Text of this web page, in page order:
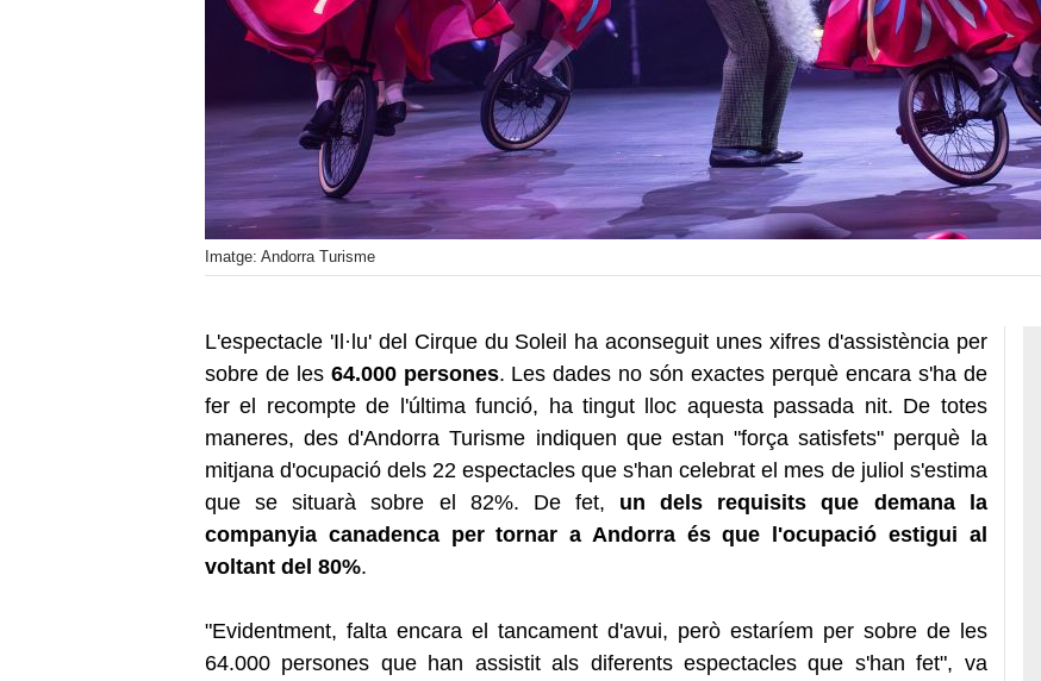
Imatge: Andorra Turisme
L'espectacle 'Il·lu' del Cirque du Soleil ha aconseguit unes xifres d'assistència per
sobre de les 64.000 persones. Les dades no són exactes perquè encara s'ha de
fer el recompte de l'última funció, ha tingut lloc aquesta passada nit. De totes
maneres, des d'Andorra Turisme indiquen que estan "força satisfets" perquè la
mitjana d'ocupació dels 22 espectacles que s'han celebrat el mes de juliol s'estima
que se situarà sobre el 82%. De fet, un dels requisits que demana la
companyia canadenca per tornar a Andorra és que l'ocupació estigui al
voltant del 80%.
"Evidentment, falta encara el tancament d'avui, però estaríem per sobre de les
64.000 persones que han assistit als diferents espectacles que s'han fet", va